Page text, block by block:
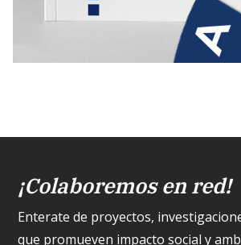
¡Colaboremos en red!
Enterate de proyectos,
que promueven impacto social y